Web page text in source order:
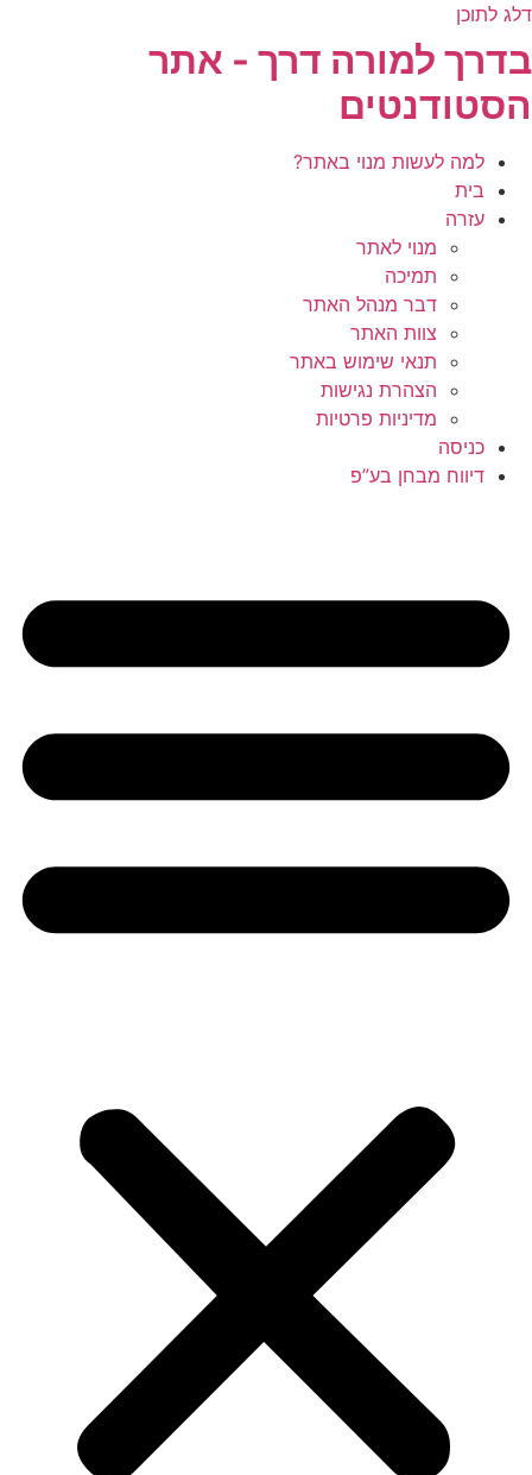
דלג לתוכן
בדרך למורה דרך - אתר
הסטודנטים
למה לעשות מנוי באתר?
בית
עזרה
מנוי לאתר
תמיכה
דבר מנהל האתר
צוות האתר
תנאי שימוש באתר
הצהרת נגישות
מדיניות פרטיות
כניסה
דיווח מבחן בע”פ